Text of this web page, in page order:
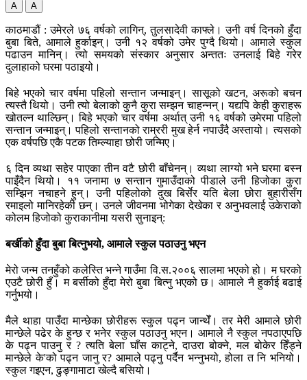
A A
काठमाडौं : उमेरले ७६ वर्षको लागिन्, तुलसादेवी काफ्ले। उनी वर्ष दिनको हुँदा
बुबा बिते, आमाले हुर्काइन्। उनी १२ वर्षको उमेर पुग्दै थियो। आमाले स्कुल
पढाउन मानिन्। त्यो समयको संस्कार अनुसार अन्ततः उनलाई बिहे गरेर
दुलाहाको घरमा पठाइयो।
बिहे भएको चार वर्षमा पहिलो सन्तान जन्माइन्। सासूको खटन, अरूको बचन
त्यस्तै थियो। उनी त्यो बेलाको कुनै कुरा सम्झन चाहन्नन्। यद्यपि केही कुराहरू
खोतल्न थाल्छिन्। बिहे भएको चार वर्षमा अर्थात् उनी १६ वर्षको उमेरमा पहिलो
सन्तान जन्माइन्। पहिलो सन्तानको राम्ररी मुख हेर्न नपाउँदै अस्तायो। त्यसको
एक वर्षपछि एकै पटक तिम्ल्याहा छोरी जन्मिए।
६ दिन व्यथा सहेर पाएका तीन वटै छोरी बाँचेनन्। व्यथा लाग्यो भने घरमा बस्न
पाइँदैन थियो। ११ जनामा ७ सन्तान गुमाउँदाको पीडाले उनी हिजोका कुरा
सम्झिन नचाहने हुन्। उनी पहिलोको दुख बिर्सेर यति बेला छोरा बुहारीसँग
रमाइलो मानिरहेकी छन्। उनले जीवनमा भोगेका देखेका र अनुभवलाई उकेराको
कोलम हिजोको कुराकानीमा यसरी सुनाइन्:
बर्खीको हुँदा बुबा बित्नुभयो, आमाले स्कुल पठाउनु भएन
मेरो जन्म तनहुँको कलेस्ति भन्ने गाउँमा वि.स.२००६ सालमा भएको हो। म घरको
एउटै छोरी हुँ। म बर्सीको हुँदा मेरो बुबा बित्नु भएको छ। आमाले नै हुर्काई बढाई
गर्नुभयो।
मैले थाहा पाउँदा मान्छेका छोरीहरू स्कुल पढ्न जान्थेँ। तर मेरी आमाले छोरी
मान्छेले पढेर के हुन्छ र भनेर स्कुल पठाउनु भएन। आमाले नै स्कुल नपठाएपछि
के पढ्न पाउनु र ? त्यति बेला घाँस काट्ने, दाउरा बोक्ने, मल बोकेर हिँड्ने
मान्छेले के'को पढ्न जानु र? आमाले पढ्नु पर्दैन भन्नुभयो, होला त नि भनियो।
स्कुल गइएन, ढुङ्गामाटा खेल्दै बसियो।